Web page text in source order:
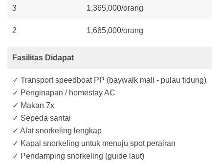
3 1,365,000/orang
2 1,665,000/orang
Fasilitas Didapat
✓ Transport speedboat PP (baywalk mall - pulau tidung)
✓ Penginapan / homestay AC
✓ Makan 7x
✓ Sepeda santai
✓ Alat snorkeling lengkap
✓ Kapal snorkeling untuk menuju spot perairan
✓ Pendamping snorkeling (guide laut)